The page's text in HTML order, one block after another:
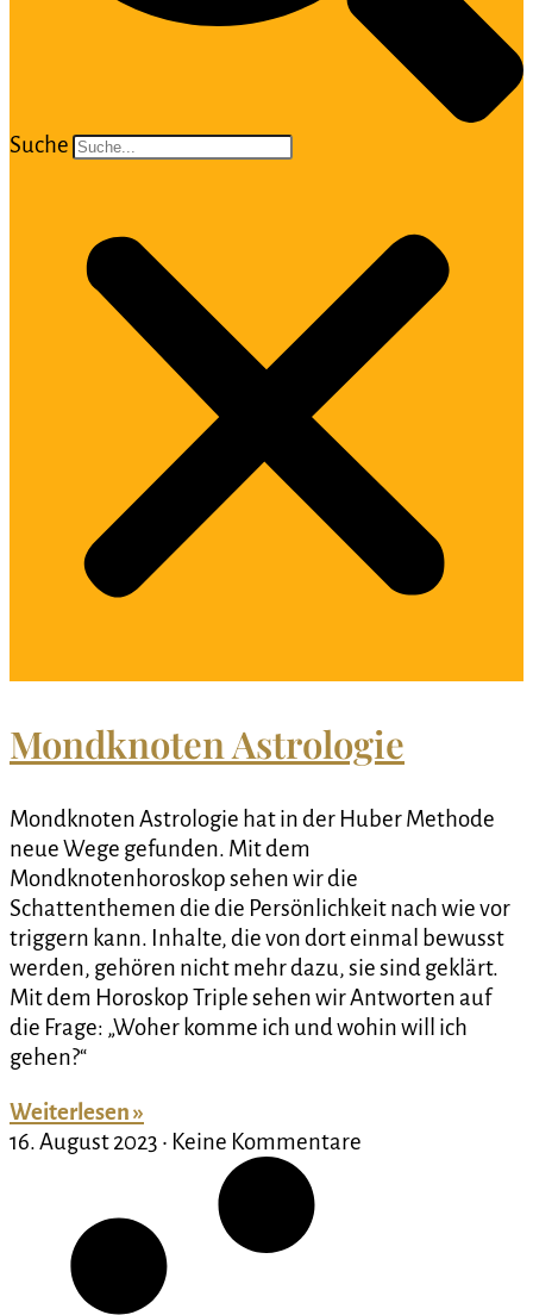
Suche
Mondknoten Astrologie
Mondknoten Astrologie hat in der Huber Methode
neue Wege gefunden. Mit dem
Mondknotenhoroskop sehen wir die
Schattenthemen die die Persönlichkeit nach wie vor
triggern kann. Inhalte, die von dort einmal bewusst
werden, gehören nicht mehr dazu, sie sind geklärt.
Mit dem Horoskop Triple sehen wir Antworten auf
die Frage: „Woher komme ich und wohin will ich
gehen?“
Weiterlesen »
16. August 2023
Keine Kommentare